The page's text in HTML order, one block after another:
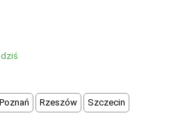
Poznań Rzeszów
Szczecin